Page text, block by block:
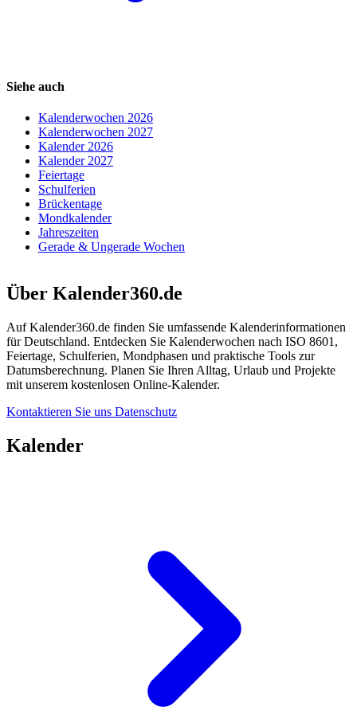
Siehe auch
Kalenderwochen 2026
Kalenderwochen 2027
Kalender 2026
Kalender 2027
Feiertage
Schulferien
Brückentage
Mondkalender
Jahreszeiten
Gerade & Ungerade Wochen
Über Kalender360.de
Auf Kalender360.de finden Sie umfassende Kalenderinformationen
für Deutschland. Entdecken Sie Kalenderwochen nach ISO 8601,
Feiertage, Schulferien, Mondphasen und praktische Tools zur
Datumsberechnung. Planen Sie Ihren Alltag, Urlaub und Projekte
mit unserem kostenlosen Online-Kalender.
Kontaktieren Sie uns Datenschutz
Kalender